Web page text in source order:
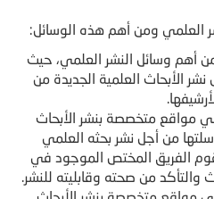
العلمي ومن أهم هذه الوسائل:
أهم وسائل النشر العلمي، حيث
الأبحاث العلمية الجديدة من
مواقع متخصصة بنشر الأبحاث
من أجل نشر بحثه العلمي
الفريق المختص الموجود في
والتأكد من صحته وقابليته للنشر.
مواقع متخصصة بنشر الأبحاث